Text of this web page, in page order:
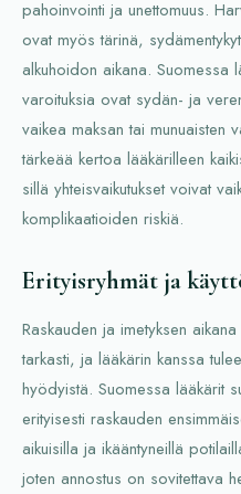
pahoinvointi ja unettomuus.
ovat myös tärinä,
alkuhoidon aikana. Suomessa
varoituksia ovat sydän- ja
vaikea maksan tai munuaisten
tärkeää kertoa lääkärilleen
sillä yhteisvaikutukset voivat
komplikaatioiden riskiä.
Erityisryhmät ja
Raskauden ja imetyksen
tarkasti, ja lääkärin kanssa
hyödyistä. Suomessa lääkärit
erityisesti raskauden
aikuisilla ja ikääntyneillä
joten annostus on sovitettava